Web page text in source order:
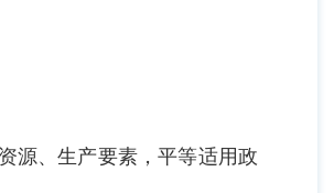
源、生产要素，平等适用政